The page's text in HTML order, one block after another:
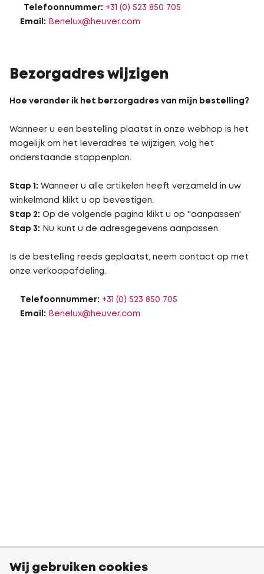
Telefoonnummer: +31 (0) 523 850 705
Email:
Benelux@heuver.com
Bezorgadres wijzigen
Hoe verander ik het berzorgadres van mijn bestelling?
Wanneer u een bestelling plaatst in onze webhop is het
mogelijk om het leveradres te wijzigen, volg het
onderstaande stappenplan.
Stap 1: Wanneer u alle artikelen heeft verzameld in uw
winkelmand klikt u op bevestigen.
Stap 2: Op de volgende pagina klikt u op ''aanpassen'
Stap 3: Nu kunt u de adresgegevens aanpassen.
Is de bestelling reeds geplaatst, neem contact op met
onze verkoopafdeling.
Telefoonnummer: +31 (0) 523 850 705
Email:
Benelux@heuver.com
Wij gebruiken cookies